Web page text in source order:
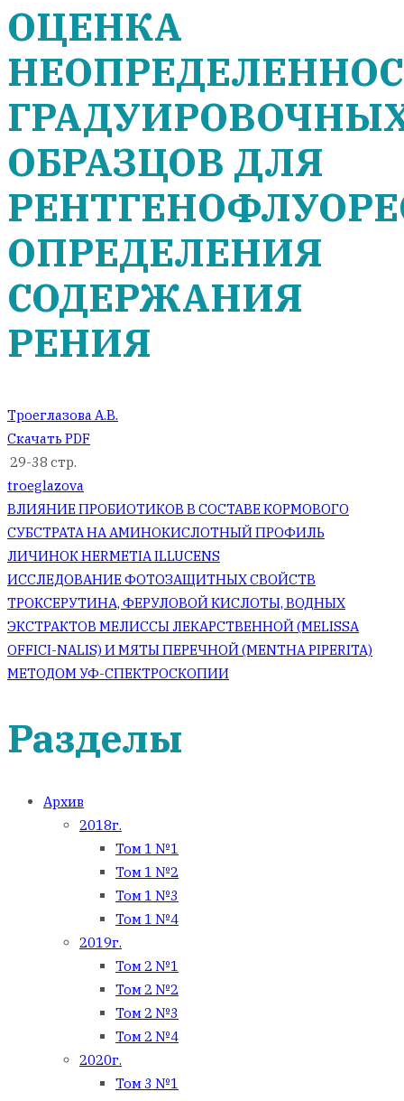
ОЦЕНКА
ОБРАЗЦОВ ДЛЯ
ОПРЕДЕЛЕНИЯ
СОДЕРЖАНИЯ
РЕНИЯ
Троеглазова А.В.
Скачать PDF
29-38 стр.
troeglazova
Навигация
по
записям
ВЛИЯНИЕ ПРОБИОТИКОВ В СОСТАВЕ КОРМОВОГО
СУБСТРАТА НА АМИНОКИСЛОТНЫЙ ПРОФИЛЬ
ЛИЧИНОК HERMETIA ILLUCENS
ИССЛЕДОВАНИЕ ФОТОЗАЩИТНЫХ СВОЙСТВ
ТРОКСЕРУТИНА, ФЕРУЛОВОЙ КИСЛОТЫ, ВОДНЫХ
ЭКСТРАКТОВ МЕЛИССЫ ЛЕКАРСТВЕННОЙ (MELISSA
OFFICI-NALIS) И МЯТЫ ПЕРЕЧНОЙ (MENTHA PIPERITA)
МЕТОДОМ УФ-СПЕКТРОСКОПИИ
Разделы
Архив
2018г.
Том 1 №1
Том 1 №2
Том 1 №3
Том 1 №4
2019г.
Том 2 №1
Том 2 №2
Том 2 №3
Том 2 №4
2020г.
Том 3 №1